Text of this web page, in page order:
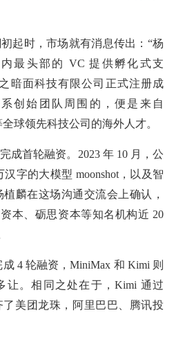
起时，市场就有消息传出：“杨
最头部的 VC 提供孵化式支
暗面科技有限公司正式注册成
创始团队周围的，便是来自
球领先科技公司的海外人才。
成首轮融资。2023 年 10 月，公
字的大模型 moonshot，以及智
麟在这场沟通交流会上确认，
本、砺思资本等知名机构近 20
4 轮融资，MiniMax 和 Kimi 则
让。相同之处在于，Kimi 通过
了美团龙珠，阿里巴巴、腾讯投